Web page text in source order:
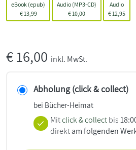
eBook (epub)
€13,99
Audio (MP3-CD)
€10,00
Audio
€12,95
€16,00 inkl. MwSt.
Abholung (click & collect)
bei Bücher-Heimat
Mitclick & collect bis
direktam folgenden